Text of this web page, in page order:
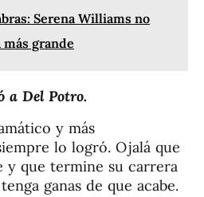
Serena Williams no
grande
a Del Potro.
y más
lo logró. Ojalá que
y que termine su carrera
ganas de que acabe.